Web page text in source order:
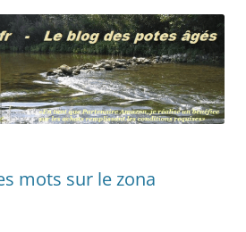
mots sur le zona